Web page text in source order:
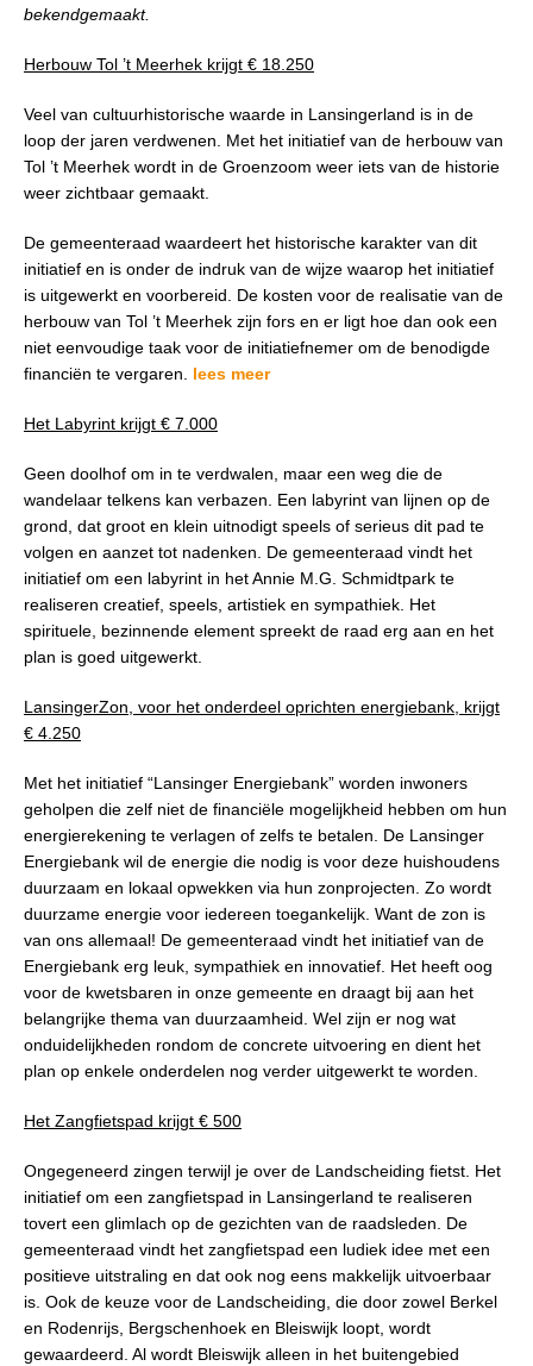
bekendgemaakt.
Herbouw Tol ’t Meerhek krijgt € 18.250
Veel van cultuurhistorische waarde in Lansingerland is in de
loop der jaren verdwenen. Met het initiatief van de herbouw van
Tol ’t Meerhek wordt in de Groenzoom weer iets van de historie
weer zichtbaar gemaakt.
De gemeenteraad waardeert het historische karakter van dit
initiatief en is onder de indruk van de wijze waarop het initiatief
is uitgewerkt en voorbereid. De kosten voor de realisatie van de
herbouw van Tol ’t Meerhek zijn fors en er ligt hoe dan ook een
niet eenvoudige taak voor de initiatiefnemer om de benodigde
financiën te vergaren. lees meer
Het Labyrint krijgt € 7.000
Geen doolhof om in te verdwalen, maar een weg die de
wandelaar telkens kan verbazen. Een labyrint van lijnen op de
grond, dat groot en klein uitnodigt speels of serieus dit pad te
volgen en aanzet tot nadenken. De gemeenteraad vindt het
initiatief om een labyrint in het Annie M.G. Schmidtpark te
realiseren creatief, speels, artistiek en sympathiek. Het
spirituele, bezinnende element spreekt de raad erg aan en het
plan is goed uitgewerkt.
LansingerZon, voor het onderdeel oprichten energiebank, krijgt
€ 4.250
Met het initiatief “Lansinger Energiebank” worden inwoners
geholpen die zelf niet de financiële mogelijkheid hebben om hun
energierekening te verlagen of zelfs te betalen. De Lansinger
Energiebank wil de energie die nodig is voor deze huishoudens
duurzaam en lokaal opwekken via hun zonprojecten. Zo wordt
duurzame energie voor iedereen toegankelijk. Want de zon is
van ons allemaal! De gemeenteraad vindt het initiatief van de
Energiebank erg leuk, sympathiek en innovatief. Het heeft oog
voor de kwetsbaren in onze gemeente en draagt bij aan het
belangrijke thema van duurzaamheid. Wel zijn er nog wat
onduidelijkheden rondom de concrete uitvoering en dient het
plan op enkele onderdelen nog verder uitgewerkt te worden.
Het Zangfietspad krijgt € 500
Ongegeneerd zingen terwijl je over de Landscheiding fietst. Het
initiatief om een zangfietspad in Lansingerland te realiseren
tovert een glimlach op de gezichten van de raadsleden. De
gemeenteraad vindt het zangfietspad een ludiek idee met een
positieve uitstraling en dat ook nog eens makkelijk uitvoerbaar
is. Ook de keuze voor de Landscheiding, die door zowel Berkel
en Rodenrijs, Bergschenhoek en Bleiswijk loopt, wordt
gewaardeerd. Al wordt Bleiswijk alleen in het buitengebied